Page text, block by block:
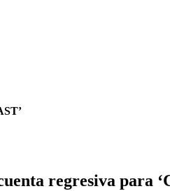
regresiva para